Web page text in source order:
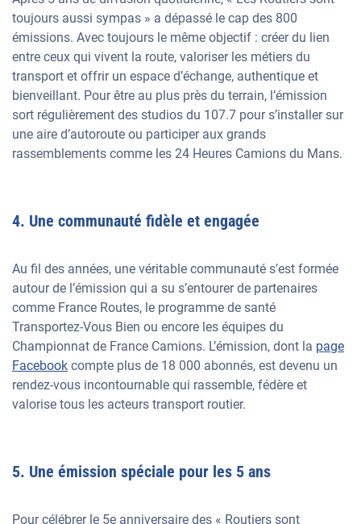
toujours aussi sympas » a dépassé le cap des 800
émissions. Avec toujours le même objectif : créer du lien
entre ceux qui vivent la route, valoriser les métiers du
transport et offrir un espace d’échange, authentique et
bienveillant. Pour être au plus près du terrain, l’émission
sort régulièrement des studios du 107.7 pour s’installer sur
une aire d’autoroute ou participer aux grands
rassemblements comme les 24 Heures Camions du Mans.
4. Une communauté fidèle et engagée
Au fil des années, une véritable communauté s’est formée
autour de l’émission qui a su s’entourer de partenaires
comme France Routes, le programme de santé
Transportez-Vous Bien ou encore les équipes du
Championnat de France Camions. L’émission, dont la page
Facebook compte plus de 18 000 abonnés, est devenu un
rendez-vous incontournable qui rassemble, fédère et
valorise tous les acteurs transport routier.
5. Une émission spéciale pour les 5 ans
Pour célébrer le 5e anniversaire des « Routiers sont